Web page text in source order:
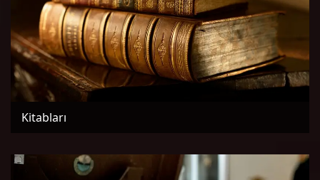
Kitabları